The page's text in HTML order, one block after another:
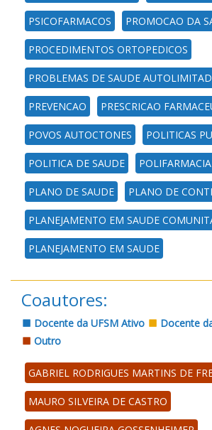
PSICOFARMACOS PROMOCAO DA
PROCEDIMENTOS ORTOPEDICOS
PROBLEMAS DE SAUDE
PREVENCAO PRESCRICAO
POVOS AUTOCTONES POLITICAS
POLITICA DE SAUDE POLIFARMACIA
PLANO DE SAUDE PLANO DE
PLANEJAMENTO EM SAUDE
PLANEJAMENTO EM SAUDE
Coautores:
Docente da UFSM Ativo
Docente
Outro
GABRIEL RODRIGUES MARTINS DE
MAURO SILVEIRA DE CASTRO